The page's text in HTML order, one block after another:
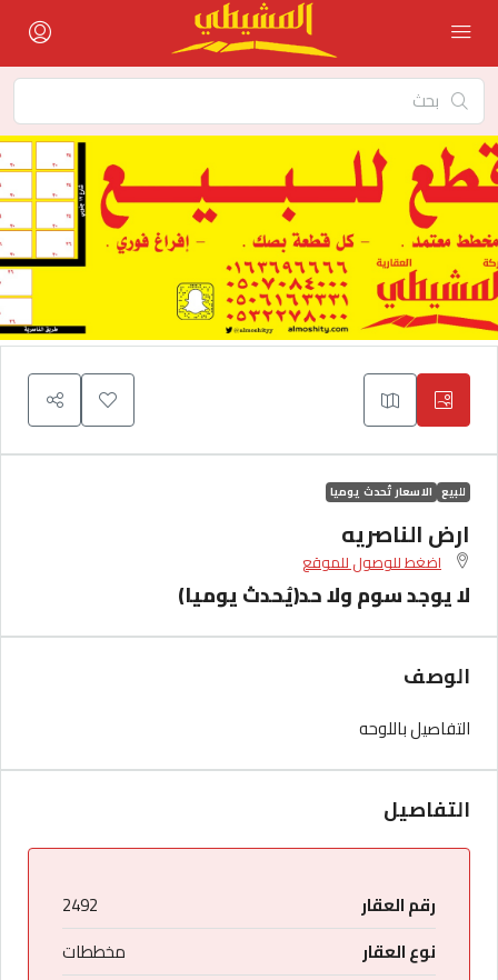
للبيع الاسعار تُحدث يوميا
ارض الناصريه
اضغط للوصول للموقع
لا يوجد سوم ولا حد(يُحدث يوميا)
الوصف
التفاصيل باللوحه
التفاصيل
رقم العقار
2492
نوع العقار
مخططات